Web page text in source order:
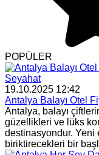
POPÜLER
Seyahat
19.10.2025 12:42
Antalya Balayı Otel
Antalya, balayı
güzellikleri ve lüks
destinasyondur. Yeni
biriktirecekleri bir